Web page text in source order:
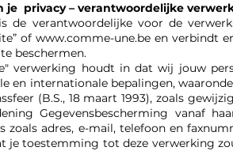
je privacy – verantwoordelijke
de verantwoordelijke voor de
of www.comme-une.be en
beschermen.
verwerking houdt in dat wij jouw
en internationale bepalingen,
(B.S., 18 maart 1993), zoals
Gegevensbescherming vanaf
zoals adres, e-mail, telefoon en
je toestemming tot deze verwerking